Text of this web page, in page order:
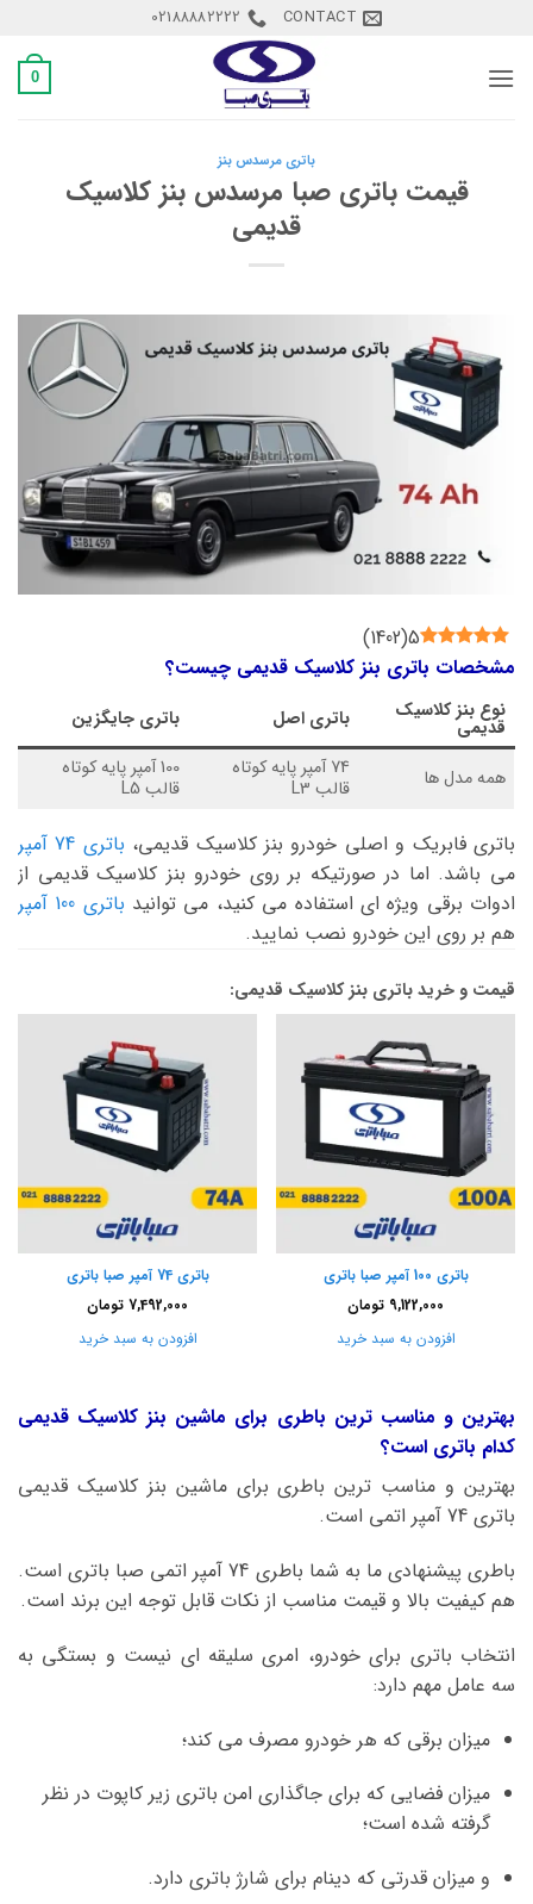
content
CONTACT
02188882222
0
باتری مرسدس بنز
قیمت باتری صبا مرسدس بنز کلاسیک
قدیمی
5
(
1402
)
مشخصات باتری بنز کلاسیک قدیمی چیست؟
نوع بنز کلاسیک
قدیمی باتری اصل باتری جایگزین
همه مدل ها 74 آمپر پایه کوتاه
قالب L3
100 آمپر پایه کوتاه
قالب L5
باتری فابریک و اصلی خودرو بنز کلاسیک قدیمی، باتری 74 آمپر
می باشد. اما در صورتیکه بر روی خودرو بنز کلاسیک قدیمی از
ادوات برقی ویژه ای استفاده می کنید، می توانید باتری 100 آمپر
هم بر روی این خودرو نصب نمایید.
قیمت و خرید باتری بنز کلاسیک قدیمی:
باتری 100 آمپر صبا باتری
9,122,000 تومان
افزودن به سبد خرید
باتری 74 آمپر صبا باتری
7,492,000 تومان
افزودن به سبد خرید
بهترین و مناسب ترین باطری برای ماشین بنز کلاسیک قدیمی
کدام باتری است؟
بهترین و مناسب ترین باطری برای ماشین بنز کلاسیک قدیمی
باتری 74 آمپر اتمی است.
باطری پیشنهادی ما به شما باطری 74 آمپر اتمی صبا باتری است.
هم کیفیت بالا و قیمت مناسب از نکات قابل توجه این برند است.
انتخاب باتری برای خودرو، امری سلیقه ای نیست و بستگی به
سه عامل مهم دارد:
میزان برقی که هر خودرو مصرف می کند؛
میزان فضایی که برای جاگذاری امن باتری زیر کاپوت در نظر
گرفته شده است؛
و میزان قدرتی که دینام برای شارژ باتری دارد.